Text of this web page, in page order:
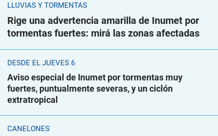
LLUVIAS Y TORMENTAS
Rige una advertencia amarilla de Inumet por
tormentas fuertes: mirá las zonas afectadas
DESDE EL JUEVES 6
Aviso especial de Inumet por tormentas muy
fuertes, puntualmente severas, y un ciclón
extratropical
CANELONES